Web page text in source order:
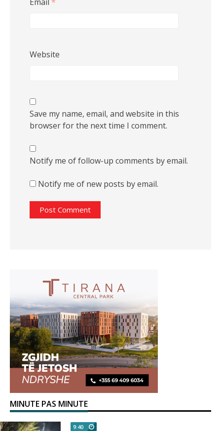
Website
Save my name, email, and website in this
browser for the next time I comment.
Notify me of follow-up comments by email.
Notify me of new posts by email.
MINUTE PAS MINUTE
9:40